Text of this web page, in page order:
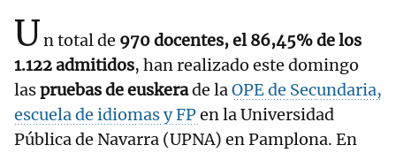
Un total de 970 docentes, el 86,45% de los
1.122 admitidos, han realizado este domingo
laspruebas de euskerade laOPE de Secundaria,
escuela de idiomas y FPen la Universidad
Pública de Navarra (UPNA) en Pamplona. En